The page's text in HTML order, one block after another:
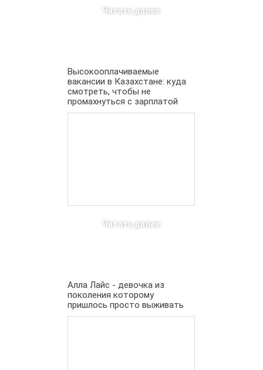
Читать далее
Высокооплачиваемые
вакансии в Казахстане: куда
смотреть, чтобы не
промахнуться с зарплатой
Читать далее
Алла Лайс - девочка из
поколения которому
пришлось просто выживать